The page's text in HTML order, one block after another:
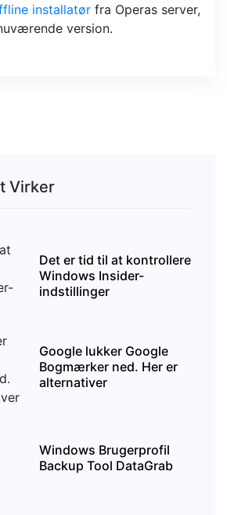
installatør fra Operas server,
version.
Virker
Det er tid til at kontrollere
Windows Insider-
indstillinger
Google lukker Google
Bogmærker ned. Her er
alternativer
Windows Brugerprofil
Backup Tool DataGrab